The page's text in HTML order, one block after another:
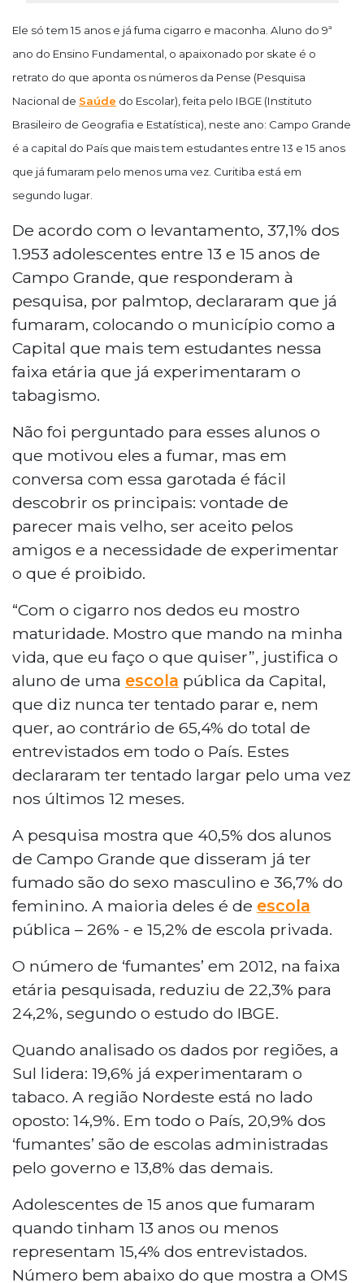
Ele só tem 15 anos e já fuma cigarro e maconha. Aluno do 9ª
ano do Ensino Fundamental, o apaixonado por skate é o
retrato do que aponta os números da Pense (Pesquisa
Nacional de Saúde do Escolar), feita pelo IBGE (Instituto
Brasileiro de Geografia e Estatística), neste ano: Campo Grande
é a capital do País que mais tem estudantes entre 13 e 15 anos
que já fumaram pelo menos uma vez. Curitiba está em
segundo lugar.
De acordo com o levantamento, 37,1% dos
1.953 adolescentes entre 13 e 15 anos de
Campo Grande, que responderam à
pesquisa, por palmtop, declararam que já
fumaram, colocando o município como a
Capital que mais tem estudantes nessa
faixa etária que já experimentaram o
tabagismo.
Não foi perguntado para esses alunos o
que motivou eles a fumar, mas em
conversa com essa garotada é fácil
descobrir os principais: vontade de
parecer mais velho, ser aceito pelos
amigos e a necessidade de experimentar
o que é proibido.
“Com o cigarro nos dedos eu mostro
maturidade. Mostro que mando na minha
vida, que eu faço o que quiser”, justifica o
aluno de uma escola pública da Capital,
que diz nunca ter tentado parar e, nem
quer, ao contrário de 65,4% do total de
entrevistados em todo o País. Estes
declararam ter tentado largar pelo uma vez
nos últimos 12 meses.
A pesquisa mostra que 40,5% dos alunos
de Campo Grande que disseram já ter
fumado são do sexo masculino e 36,7% do
feminino. A maioria deles é de escola
pública – 26% - e 15,2% de escola privada.
O número de ‘fumantes’ em 2012, na faixa
etária pesquisada, reduziu de 22,3% para
24,2%, segundo o estudo do IBGE.
Quando analisado os dados por regiões, a
Sul lidera: 19,6% já experimentaram o
tabaco. A região Nordeste está no lado
oposto: 14,9%. Em todo o País, 20,9% dos
‘fumantes’ são de escolas administradas
pelo governo e 13,8% das demais.
Adolescentes de 15 anos que fumaram
quando tinham 13 anos ou menos
representam 15,4% dos entrevistados.
Número bem abaixo do que mostra a OMS